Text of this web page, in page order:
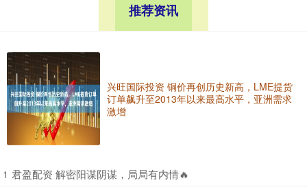
推荐资讯
兴旺国际投资 铜价再创历史新高，LME提货
订单飙升至2013年以来最高水平，亚洲需求
激增
1 ​君盈配资 解密阳谋阴谋，局局有内情🔥